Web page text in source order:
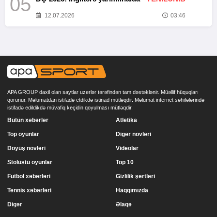
12.07.2026 03:46
APA GROUP daxil olan saytlar uzerlər tərəfindən tam dəstəklənir. Müəllif hüquqları
qorunur. Məlumatdan istifadə etdikdə istinad mütləqdir. Məlumat internet səhifələrində
istifadə edildikdə müvafiq keçidin qoyulması mütləqdir.
Bütün xəbərlər
Top oyunlar
Döyüş növləri
Stolüstü oyunlar
Atletika
Digər növləri
Videolar
Top 10
Futbol xəbərləri
Tennis xəbərləri
Digər
Gizlilik şərtləri
Haqqımızda
Əlaqə